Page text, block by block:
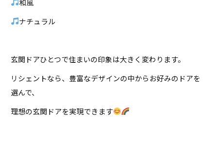
ナチュラル
玄関ドアひとつで住まいの印象は大きく変わります。
リシェントなら、豊富なデザインの中からお好みのドアを
選んで、
理想の玄関ドアを実現できます